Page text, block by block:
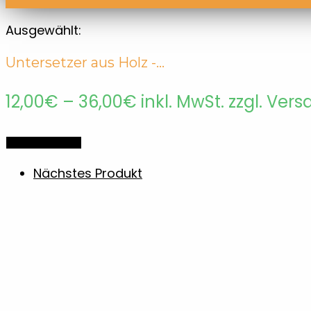
Ausgewählt:
Untersetzer aus Holz -…
12,00€ – 36,00€ Preisspanne:
36,00€
inkl. MwSt. zzgl.
Nächstes Produkt